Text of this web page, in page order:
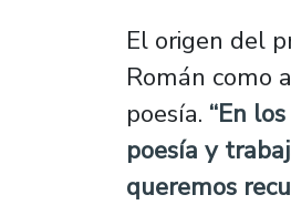
El origen del
Román como
poesía. “En
poesía y
queremos